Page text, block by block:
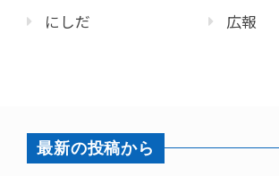
にしだ
広報
最新の投稿から